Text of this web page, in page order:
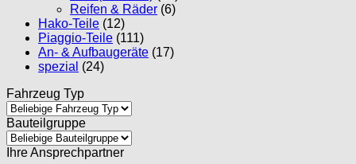
Reifen & Räder (6)
Hako-Teile (12)
Piaggio-Teile (111)
An- & Aufbaugeräte (17)
spezial (24)
Fahrzeug Typ
Bauteilgruppe
Ihre Ansprechpartner